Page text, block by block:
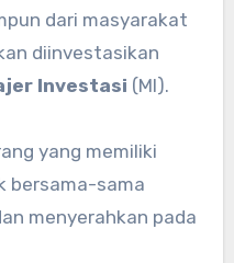
dari masyarakat
diinvestasikan
Investasi (MI).
yang memiliki
bersama-sama
menyerahkan pada